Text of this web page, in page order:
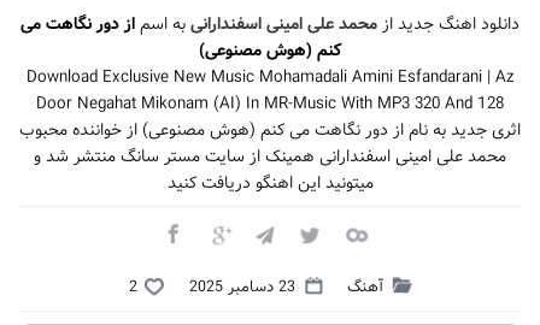
دانلود اهنگ جدید از محمد علی امینی اسفندارانیبه اسماز دور نگاهت می
کنم (هوش مصنوعی)
Download Exclusive New Music Mohamadali Amini Esfandarani | Az
Door Negahat Mikonam (AI) In MR-Music With MP3 320 And 128
اثری جدید به نام از دور نگاهت می کنم (هوش مصنوعی) از خواننده محبوب
محمد علی امینی اسفندارانی همینک از سایت مستر سانگ منتشر شد و
میتونید این اهنگو دریافت کنید
آهنگ 23 دسامبر 2025 2